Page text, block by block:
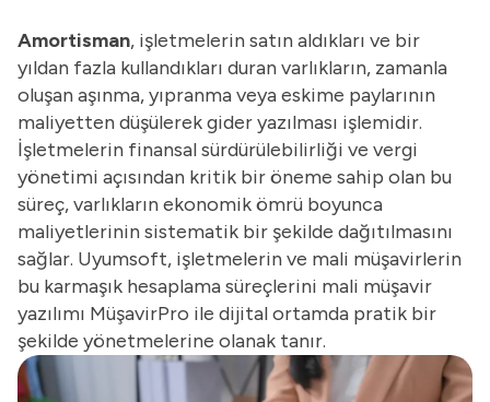
Amortisman, işletmelerin satın aldıkları ve bir
yıldan fazla kullandıkları duran varlıkların, zamanla
oluşan aşınma, yıpranma veya eskime paylarının
maliyetten düşülerek gider yazılması işlemidir.
İşletmelerin finansal sürdürülebilirliği ve vergi
yönetimi açısından kritik bir öneme sahip olan bu
süreç, varlıkların ekonomik ömrü boyunca
maliyetlerinin sistematik bir şekilde dağıtılmasını
sağlar. Uyumsoft, işletmelerin ve mali müşavirlerin
bu karmaşık hesaplama süreçlerini mali müşavir
yazılımı MüşavirPro ile dijital ortamda pratik bir
şekilde yönetmelerine olanak tanır.